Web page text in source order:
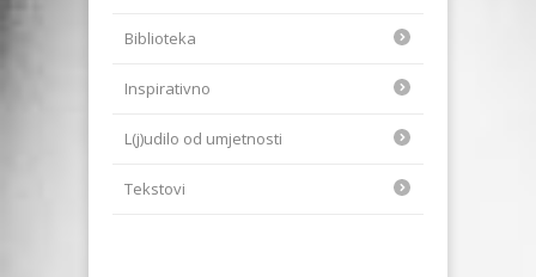
Biblioteka
Inspirativno
L(j)udilo od umjetnosti
Tekstovi